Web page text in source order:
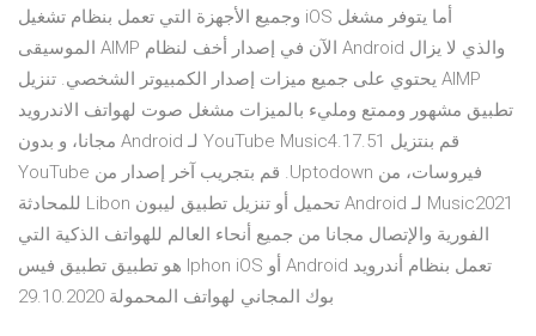
وجميع الأجهزة التي تعمل بنظام تشغيل iOS أما يتوفر مشغل
الموسيقى AIMP الآن في إصدار أخف لنظام Android والذي لا يزال
يحتوي على جميع ميزات إصدار الكمبيوتر الشخصي. تنزيل AIMP
تطبيق مشهور وممتع ومليء بالميزات مشغل صوت لهواتف الاندرويد
‫قم بنتزيل YouTube Music4.17.51 لـ Android مجانا، و بدون
فيروسات، من Uptodown. قم بتجريب آخر إصدار من YouTube
Music2021 لـ Android تحميل أو تنزيل تطبيق ليبون Libon للمحادثة
الفورية والإتصال مجانا من جميع أنحاء العالم للهواتف الذكية التي
تعمل بنظام أندرويد Android أو Iphon iOS هو تطبيق تطبيق فيس
بوك المجاني لهواتف المحمولة 29.10.2020